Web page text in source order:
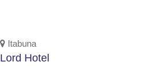
Itabuna
Lord Hotel